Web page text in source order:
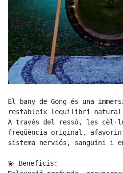
El bany de Gong és una
restableix lequilibri natural
A través del ressò, les
freqüència original,
sistema nerviós, sanguini i
💫 Beneficis: